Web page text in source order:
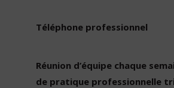
Téléphone professionnel
Réunion d’équipe chaque
de pratique professionnelle